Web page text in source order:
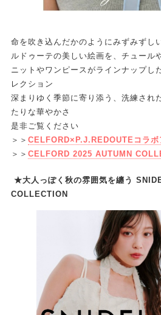
命を吹き込んだかのようにみずみずし
ルドゥーテの美しい絵画を、チュール
ニットやワンピースがラインナップし
レクション
深まりゆく季節に寄り添う、洗練され
たりな華やかさ
是非ご覧ください
＞＞ CELFORD×P.J.REDOUTEコラボ
＞＞ CELFORD 2025 AUTUMN
★大人っぽく秋の雰囲気を纏う
COLLECTION